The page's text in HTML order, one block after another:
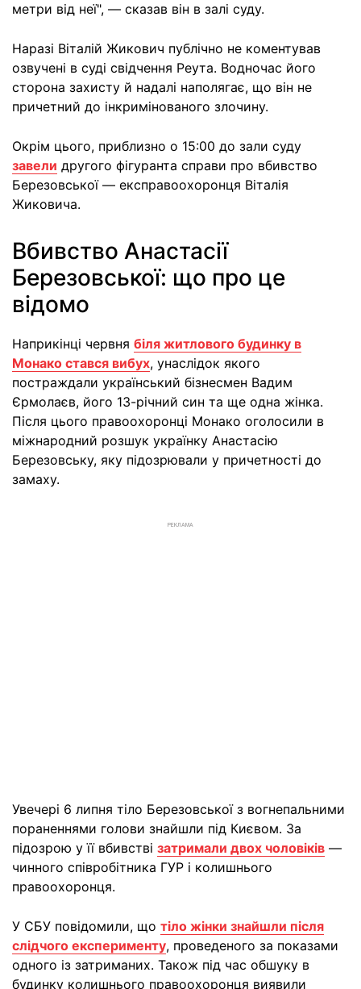
метри від неї", — сказав він в залі суду.
Наразі Віталій Жикович публічно не коментував
озвучені в суді свідчення Реута. Водночас його
сторона захисту й надалі наполягає, що він не
причетний до інкримінованого злочину.
Окрім цього, приблизно о 15:00 до зали суду
завели другого фігуранта справи про вбивство
Березовської — експравоохоронця Віталія
Жиковича.
Вбивство Анастасії
Березовської: що про це
відомо
Наприкінці червня біля житлового будинку в
Монако стався вибух, унаслідок якого
постраждали український бізнесмен Вадим
Єрмолаєв, його 13-річний син та ще одна жінка.
Після цього правоохоронці Монако оголосили в
міжнародний розшук українку Анастасію
Березовську, яку підозрювали у причетності до
замаху.
РЕКЛАМА
Увечері 6 липня тіло Березовської з вогнепальними
пораненнями голови знайшли під Києвом. За
підозрою у її вбивстві затримали двох чоловіків —
чинного співробітника ГУР і колишнього
правоохоронця.
У СБУ повідомили, що тіло жінки знайшли після
слідчого експерименту, проведеного за показами
одного із затриманих. Також під час обшуку в
будинку колишнього правоохоронця виявили